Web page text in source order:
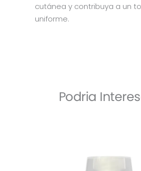
cutánea y contribuya a un
uniforme.
Podria